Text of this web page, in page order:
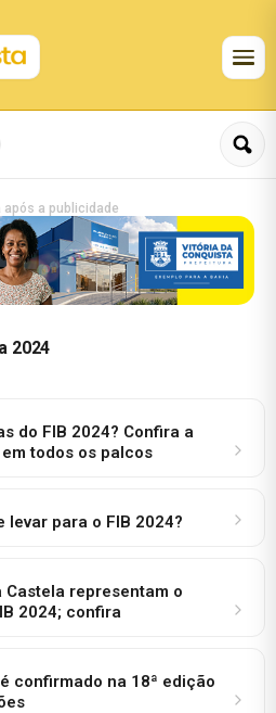
após a publicidade
2024
do FIB 2024? Confira a
todos os palcos
levar para o FIB 2024?
representam o
2024; confira
confirmado na 18ª edição